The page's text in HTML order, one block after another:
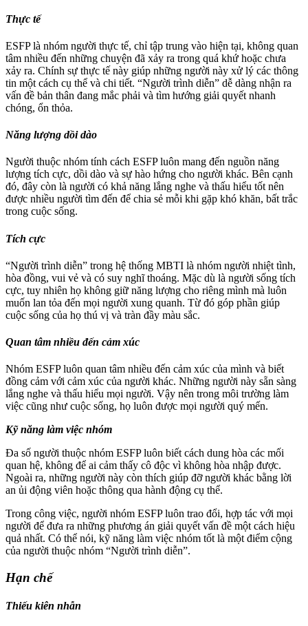
Thực tế
ESFP là nhóm người thực tế, chỉ tập trung vào hiện tại, không quan
tâm nhiều đến những chuyện đã xảy ra trong quá khứ hoặc chưa
xảy ra. Chính sự thực tế này giúp những người này xử lý các thông
tin một cách cụ thể và chi tiết. “Người trình diễn” dễ dàng nhận ra
vấn đề bản thân đang mắc phải và tìm hướng giải quyết nhanh
chóng, ổn thỏa.
Năng lượng dồi dào
Người thuộc nhóm tính cách ESFP luôn mang đến nguồn năng
lượng tích cực, dồi dào và sự hào hứng cho người khác. Bên cạnh
đó, đây còn là người có khả năng lắng nghe và thấu hiểu tốt nên
được nhiều người tìm đến để chia sẻ mỗi khi gặp khó khăn, bất trắc
trong cuộc sống.
Tích cực
“Người trình diễn” trong hệ thống MBTI là nhóm người nhiệt tình,
hòa đồng, vui vẻ và có suy nghĩ thoáng. Mặc dù là người sống tích
cực, tuy nhiên họ không giữ năng lượng cho riêng mình mà luôn
muốn lan tỏa đến mọi người xung quanh. Từ đó góp phần giúp
cuộc sống của họ thú vị và tràn đầy màu sắc.
Quan tâm nhiều đến cảm xúc
Nhóm ESFP luôn quan tâm nhiều đến cảm xúc của mình và biết
đồng cảm với cảm xúc của người khác. Những người này sẵn sàng
lắng nghe và thấu hiểu mọi người. Vậy nên trong môi trường làm
việc cũng như cuộc sống, họ luôn được mọi người quý mến.
Kỹ năng làm việc nhóm
Đa số người thuộc nhóm ESFP luôn biết cách dung hòa các mối
quan hệ, không để ai cảm thấy cô độc vì không hòa nhập được.
Ngoài ra, những người này còn thích giúp đỡ người khác bằng lời
an ủi động viên hoặc thông qua hành động cụ thể.
Trong công việc, người nhóm ESFP luôn trao đổi, hợp tác với mọi
người để đưa ra những phương án giải quyết vấn đề một cách hiệu
quả nhất. Có thể nói, kỹ năng làm việc nhóm tốt là một điểm cộng
của người thuộc nhóm “Người trình diễn”.
Hạn chế
Thiếu kiên nhẫn